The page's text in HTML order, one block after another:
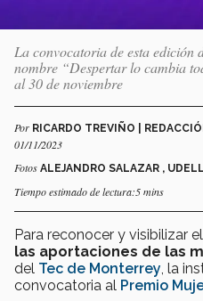
La convocatoria de esta edición
nombre “Despertar lo cambia
al 30 de noviembre
Por RICARDO TREVIÑO |
01/11/2023
Fotos ALEJANDRO SALAZAR ,
Tiempo estimado de lectura:5 mins
Para reconocer y visibilizar el
las aportaciones de las
del Tec de Monterrey , la
convocatoria al Premio